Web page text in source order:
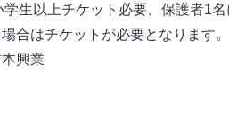
学生以上チケット必要、保護者1
合はチケットが必要となります。
興業